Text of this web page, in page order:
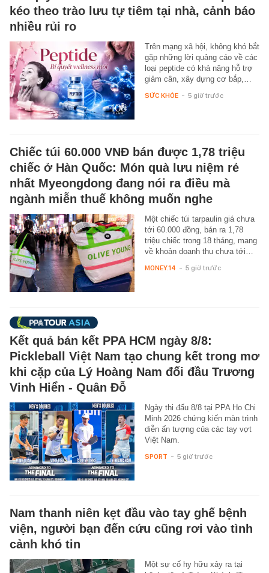
kéo theo trào lưu tự tiêm tại nhà, cảnh báo
nhiều rủi ro
Trên mạng xã hội, không khó bắt
gặp những lời quảng cáo về các
loại peptide có khả năng hỗ trợ
giảm cân, xây dựng cơ bắp,…
SỨC KHỎE - 5 giờ trước
Chiếc túi 60.000 VNĐ bán được 1,78 triệu
chiếc ở Hàn Quốc: Món quà lưu niệm rẻ
nhất Myeongdong đang nói ra điều mà
ngành miễn thuế không muốn nghe
Một chiếc túi tarpaulin giá chưa
tới 60.000 đồng, bán ra 1,78
triệu chiếc trong 18 tháng, mang
về khoản doanh thu chưa tới…
MONEY.14 - 5 giờ trước
Kết quả bán kết PPA HCM ngày 8/8:
Pickleball Việt Nam tạo chung kết trong mơ
khi cặp của Lý Hoàng Nam đối đầu Trương
Vinh Hiển - Quân Đỗ
Ngày thi đấu 8/8 tại PPA Ho Chi
Minh 2026 chứng kiến màn trình
diễn ấn tượng của các tay vợt
Việt Nam.
SPORT - 5 giờ trước
Nam thanh niên kẹt đầu vào tay ghế bệnh
viện, người bạn đến cứu cũng rơi vào tình
cảnh khó tin
Một sự cố hy hữu xảy ra tại